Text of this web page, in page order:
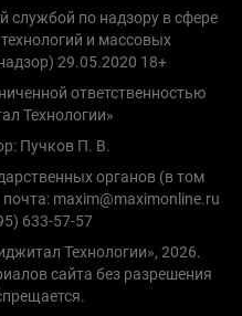
службой по надзору в сфере
и массовых
29.05.2020 18+
ответственностью
Технологии»
Пучков П. В.
органов (в том
maxim@maximonline.ru
633-57-57
Технологии», 2026.
сайта без разрешения